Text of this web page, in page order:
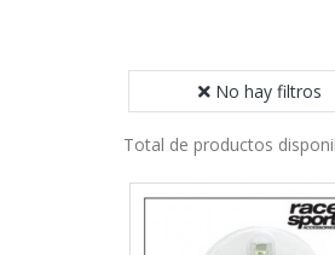
No hay filtros
Total de productos